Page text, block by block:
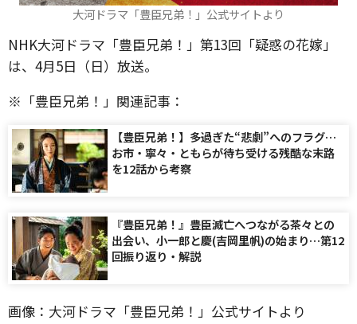
大河ドラマ「豊臣兄弟！」公式サイトより
NHK大河ドラマ「豊臣兄弟！」第13回「疑惑の花嫁」
は、4月5日（日）放送。
※「豊臣兄弟！」関連記事：
【豊臣兄弟！】多過ぎた“悲劇”へのフラグ…
お市・寧々・ともらが待ち受ける残酷な末路
を12話から考察
『豊臣兄弟！』豊臣滅亡へつながる茶々との
出会い、小一郎と慶(吉岡里帆)の始まり…第12
回振り返り・解説
画像：大河ドラマ「豊臣兄弟！」公式サイトより